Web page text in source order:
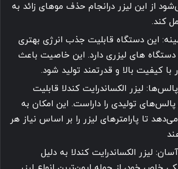
از این لیزر درانجام حذف موهای زائد به
کند.
این دستگاه قابلیت جذب انرژی بهتری
های لیزری دارد. این خاصیت باعث
با کیفیت بالا و قدرتمند تولید شود.
لیزر الکساندرایت کندلا قابلیت
تولیدی را داراست. این امکان به
می‌دهد تا پارامترهای لیزر را بر اساس نیاز هر
لیزر الکساندرایت کندلا به دلیل